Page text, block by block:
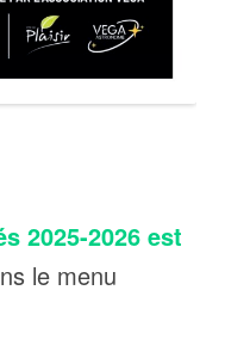
2025-2026 est
le menu